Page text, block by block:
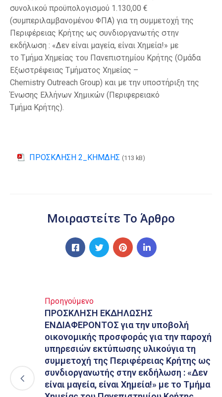
συνολικού προϋπολογισμού 1.130,00 €
(συμπεριλαμβανομένου ΦΠΑ) για τη συμμετοχή της
Περιφέρειας Κρήτης ως συνδιοργανωτής στην
εκδήλωση : «Δεν είναι μαγεία, είναι Χημεία!» με
το Τμήμα Χημείας του Πανεπιστημίου Κρήτης (Ομάδα
Εξωστρέφειας Τμήματος Χημείας –
Chemistry Outreach Group) και με την υποστήριξη της
Ένωσης Ελλήνων Χημικών (Περιφερειακό
Τμήμα Κρήτης).
ΠΡΟΣΚΛΗΣΗ 2_ΚΗΜΔΗΣ (113 kB)
Μοιραστείτε Το Άρθρο
Προηγούμενο
ΠΡΟΣΚΛΗΣΗ ΕΚΔΗΛΩΣΗΣ
ΕΝΔΙΑΦΕΡΟΝΤΟΣ για την υποβολή
οικονομικής προσφοράς για την παροχή
υπηρεσιών εκτύπωσης υλικούγια τη
συμμετοχή της Περιφέρειας Κρήτης ως
συνδιοργανωτής στην εκδήλωση : «Δεν
είναι μαγεία, είναι Χημεία!» με το Τμήμα